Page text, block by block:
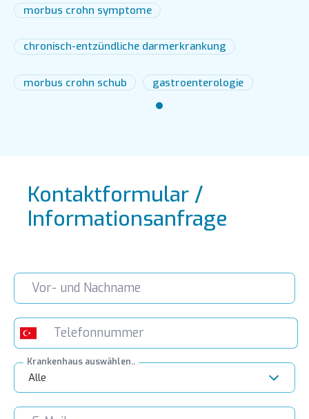
morbus crohn symptome
chronisch-entzündliche darmerkrankung
morbus crohn schub gastroenterologie
Kontaktformular /
Informationsanfrage
Krankenhaus auswählen..
Alle